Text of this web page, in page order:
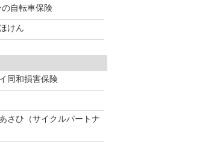
の自転車保険
けん
同和損害保険
さひ（サイクルパートナ